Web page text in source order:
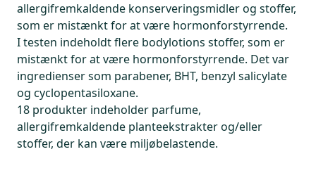
allergifremkaldende konserveringsmidler og stoffer,
som er mistænkt for at være hormonforstyrrende.
I testen indeholdt flere bodylotions stoffer, som er
mistænkt for at være hormonforstyrrende. Det var
ingredienser som parabener, BHT, benzyl salicylate
og cyclopentasiloxane.
18 produkter indeholder parfume,
allergifremkaldende planteekstrakter og/eller
stoffer, der kan være miljøbelastende.